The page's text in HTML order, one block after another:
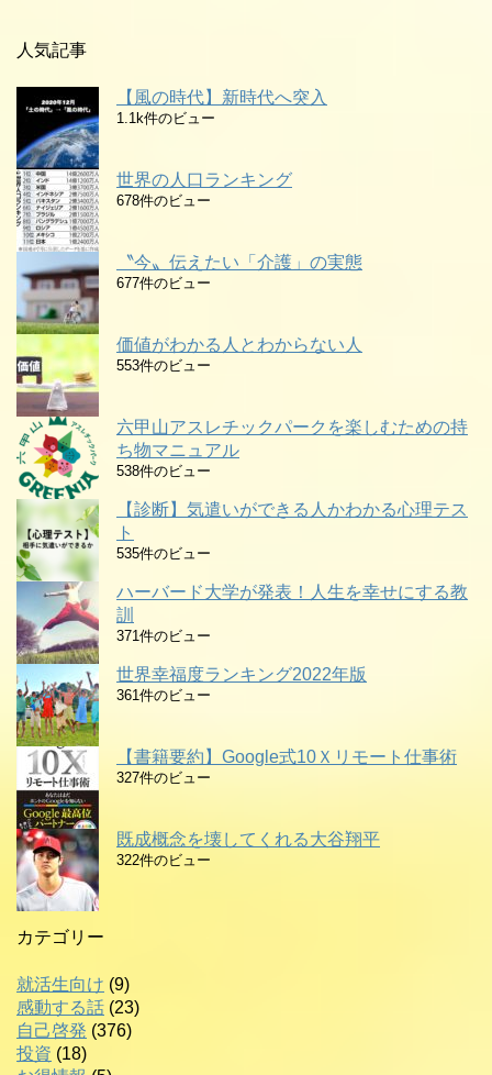
人気記事
【風の時代】新時代へ突入
1.1k件のビュー
世界の人口ランキング
678件のビュー
〝今〟伝えたい「介護」の実態
677件のビュー
価値がわかる人とわからない人
553件のビュー
六甲山アスレチックパークを楽しむための持
ち物マニュアル
538件のビュー
【診断】気遣いができる人かわかる心理テス
ト
535件のビュー
ハーバード大学が発表！人生を幸せにする教
訓
371件のビュー
世界幸福度ランキング2022年版
361件のビュー
【書籍要約】Google式10Ｘリモート仕事術
327件のビュー
既成概念を壊してくれる大谷翔平
322件のビュー
カテゴリー
就活生向け (9)
感動する話 (23)
自己啓発 (376)
投資 (18)